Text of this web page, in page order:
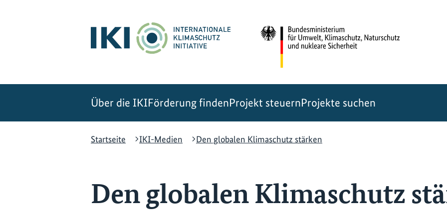
Über die IKIFörderung findenProjekt steuernProjekte suchen
Startseite
IKI-Medien Den globalen Klimaschutz stärken
Den globalen Klimaschutz